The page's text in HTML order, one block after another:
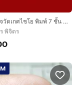
พระสมเด็จวัดเกศไชโย พิมพ์ 7 ชั้น เนื้อเก่ามาก ค่ะ
พิจิตร